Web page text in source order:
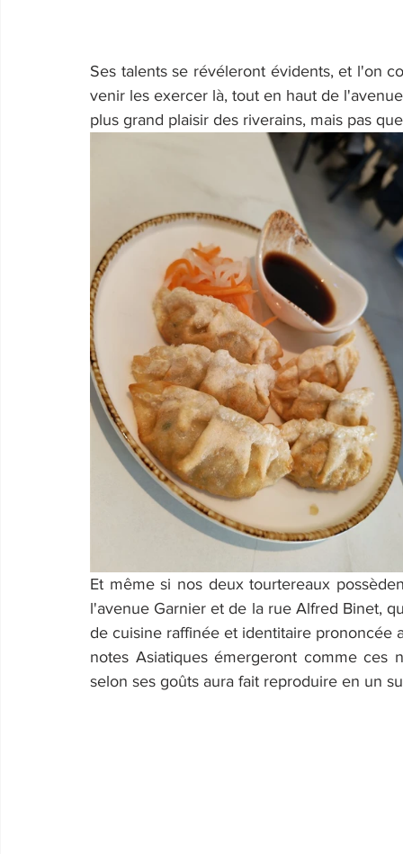
Ses talents se révéleront évidents, et l'on
venir les exercer là, tout en haut de
plus grand plaisir des riverains, mais pas
Et même si nos deux tourtereaux
l'avenue Garnier et de la rue Alfred Binet,
de cuisine raffinée et identitaire prononcée
notes Asiatiques émergeront comme ces
selon ses goûts aura fait reproduire en un